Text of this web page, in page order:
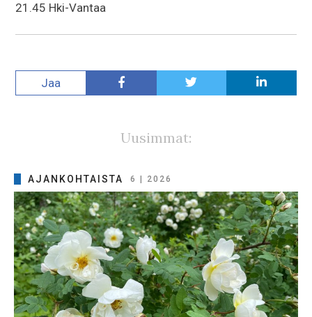
21.45 Hki-Vantaa
Jaa
Uusimmat:
AJANKOHTAISTA 6 | 2026